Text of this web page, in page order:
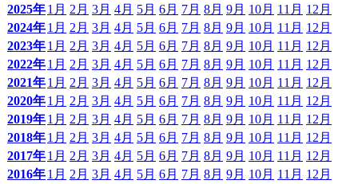
2025年1月 2月 3月 4月 5月 6月 7月 8月 9月 10月 11月 12月
2024年1月 2月 3月 4月 5月 6月 7月 8月 9月 10月 11月 12月
2023年1月 2月 3月 4月 5月 6月 7月 8月 9月 10月 11月 12月
2022年1月 2月 3月 4月 5月 6月 7月 8月 9月 10月 11月 12月
2021年1月 2月 3月 4月 5月 6月 7月 8月 9月 10月 11月 12月
2020年1月 2月 3月 4月 5月 6月 7月 8月 9月 10月 11月 12月
2019年1月 2月 3月 4月 5月 6月 7月 8月 9月 10月 11月 12月
2018年1月 2月 3月 4月 5月 6月 7月 8月 9月 10月 11月 12月
2017年1月 2月 3月 4月 5月 6月 7月 8月 9月 10月 11月 12月
2016年1月 2月 3月 4月 5月 6月 7月 8月 9月 10月 11月 12月